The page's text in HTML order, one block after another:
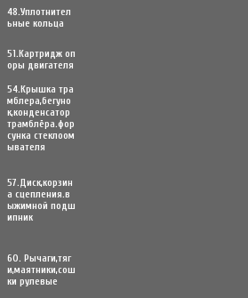
48.Уплотнител
ьные кольца
51.Картридж оп
оры двигателя
54.Крышка тра
мблера,бегуно
к,конденсатор
трамблёра.фор
сунка стеклоом
ывателя
57.Диск,корзин
а сцепления.в
ыжимной подш
ипник
60. Рычаги,тяг
и,маятники,сош
ки рулевые